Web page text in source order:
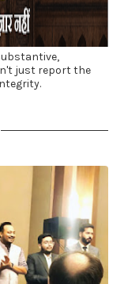
just report the